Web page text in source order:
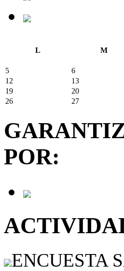
L
M
5
6
12
13
19
20
26
27
POR:
ENCUESTA